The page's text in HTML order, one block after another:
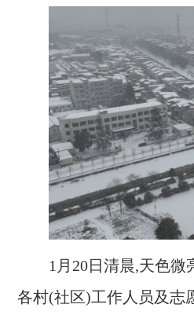
1月20日清晨,天色
各村(社区)工作人员及志